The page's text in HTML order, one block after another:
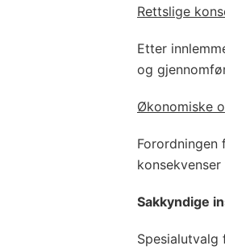
Rettslige
Etter
og
Økonomiske
Forordningen
Sakkyndige